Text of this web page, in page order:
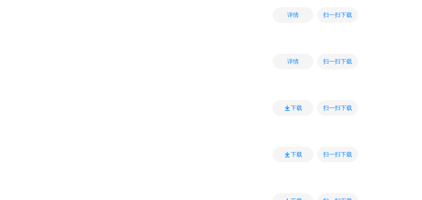
详情 扫一扫下载
详情 扫一扫下载
下载 扫一扫下载
下载 扫一扫下载